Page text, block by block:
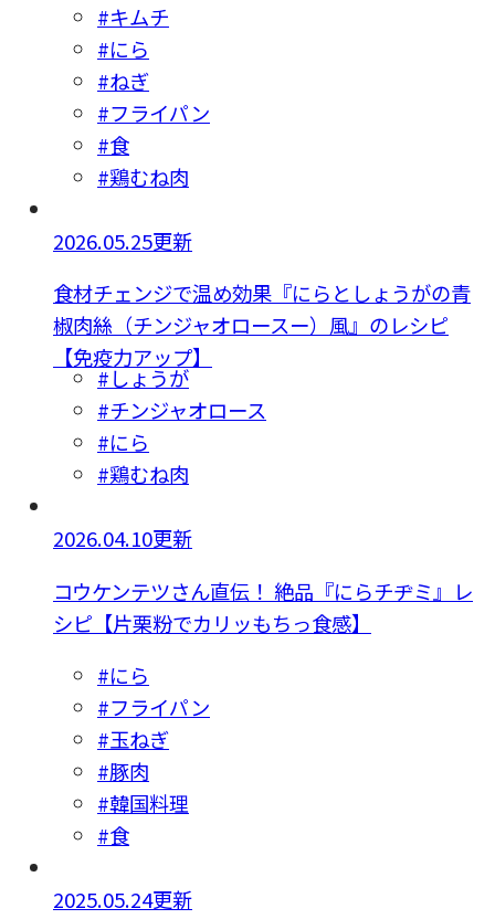
#キムチ
#にら
#ねぎ
#フライパン
#食
#鶏むね肉
2026.05.25更新
食材チェンジで温め効果『にらとしょうがの青
椒肉絲（チンジャオロースー）風』のレシピ
【免疫力アップ】
#しょうが
#チンジャオロース
#にら
#鶏むね肉
2026.04.10更新
コウケンテツさん直伝！ 絶品『にらチヂミ』レ
シピ【片栗粉でカリッもちっ食感】
#にら
#フライパン
#玉ねぎ
#豚肉
#韓国料理
#食
2025.05.24更新